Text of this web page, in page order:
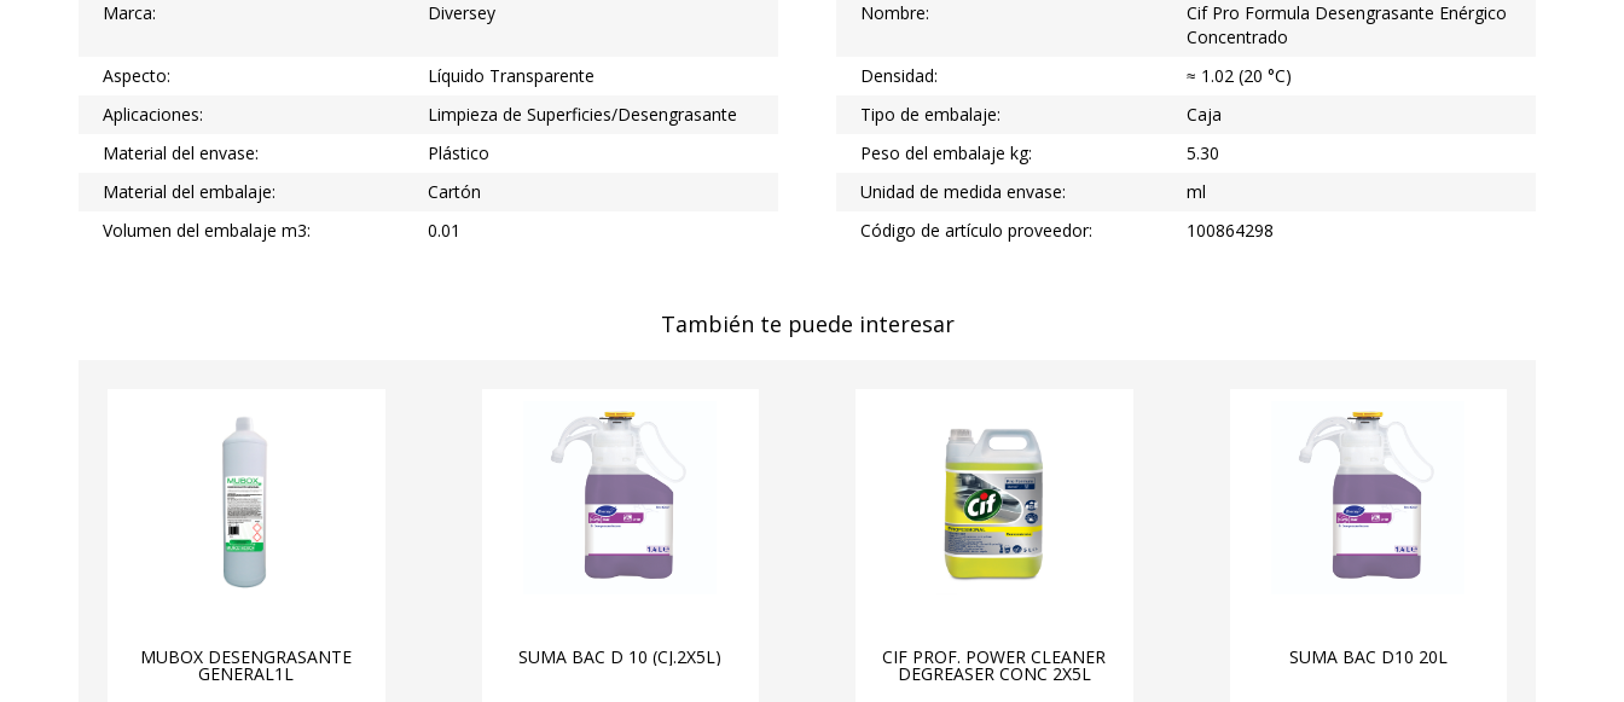
Marca:
Diversey Nombre:
Cif Pro Formula Desengrasante Enérgico
Concentrado
Aspecto:
Líquido Transparente Densidad:
≈ 1.02 (20 °C)
Aplicaciones:
Limpieza de Superficies/Desengrasante Tipo de embalaje:
Caja
Material del envase:
Plástico Peso del embalaje kg:
5.30
Material del embalaje:
Cartón Unidad de medida envase:
ml
Volumen del embalaje m3:
0.01 Código de artículo proveedor: 100864298
También te puede interesar
MUBOX DESENGRASANTE
GENERAL1L
SUMA BAC D 10 (CJ.2X5L) CIF PROF. POWER CLEANER
DEGREASER CONC 2X5L
SUMA BAC D10 20L